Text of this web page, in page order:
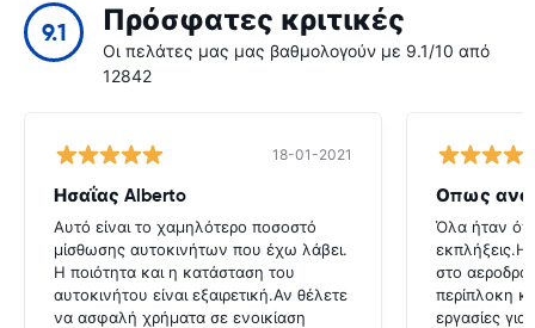
9.1 Πρόσφατες κριτικές
Οι πελάτες μας μας βαθμολογούν με 9.1/10 από
12842
18-01-2021
Ησαΐας Alberto
Αυτό είναι το χαμηλότερο ποσοστό
μίσθωσης αυτοκινήτων που έχω λάβει.
Η ποιότητα και η κατάσταση του
αυτοκινήτου είναι εξαιρετική.Αν θέλετε
να ασφαλή χρήματα σε ενοικίαση
Οπως
Όλα ήταν
εκπλήξεις.Η
στο
περίπλοκη
εργασίες για